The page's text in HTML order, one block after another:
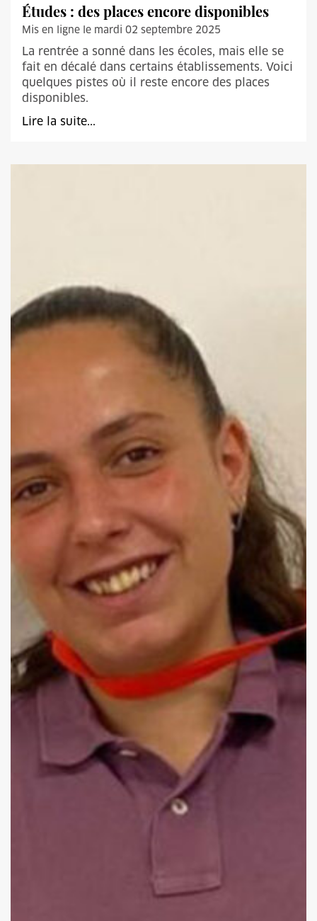
Études : des places encore disponibles
Mis en ligne le mardi 02 septembre 2025
La rentrée a sonné dans les écoles, mais elle se
fait en décalé dans certains établissements. Voici
quelques pistes où il reste encore des places
disponibles.
Lire la suite...